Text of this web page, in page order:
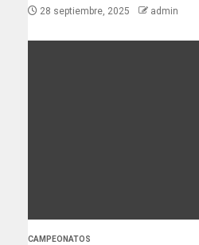
28 septiembre, 2025 admin
CAMPEONATOS